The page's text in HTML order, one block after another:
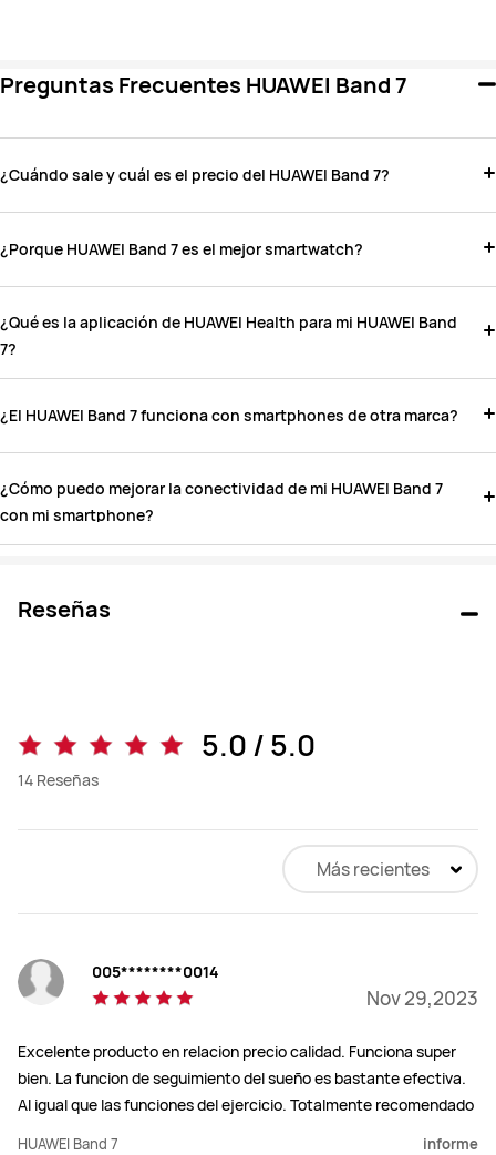
Preguntas Frecuentes HUAWEI Band 7
¿Cuándo sale y cuál es el precio del HUAWEI Band 7?
¿Porque HUAWEI Band 7 es el mejor smartwatch?
¿Qué es la aplicación de HUAWEI Health para mi HUAWEI Band
7?
¿El HUAWEI Band 7 funciona con smartphones de otra marca?
¿Cómo puedo mejorar la conectividad de mi HUAWEI Band 7
con mi smartphone?
Reseñas
5.0 / 5.0
14 Reseñas
Más recientes
005********0014
Nov 29,2023
Excelente producto en relacion precio calidad. Funciona super
bien. La funcion de seguimiento del sueño es bastante efectiva.
Al igual que las funciones del ejercicio. Totalmente recomendado
HUAWEI Band 7 informe